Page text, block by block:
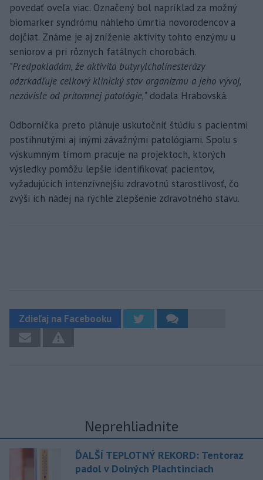
povedať oveľa viac. Označený bol napríklad za možný
biomarker syndrómu náhleho úmrtia novorodencov a
dojčiat. Známe je aj zníženie aktivity tohto enzýmu u
seniorov a pri rôznych fatálnych chorobách.
"Predpokladám, že aktivita butyrylcholínesterázy
odzrkadľuje celkový klinický stav organizmu a jeho vývoj,
nezávisle od prítomnej patológie," dodala Hrabovská.
Odborníčka preto plánuje uskutočniť štúdiu s pacientmi
postihnutými aj inými závažnými patológiami. Spolu s
výskumným tímom pracuje na projektoch, ktorých
výsledky pomôžu lepšie identifikovať pacientov,
vyžadujúcich intenzívnejšiu zdravotnú starostlivosť, čo
zvýši ich nádej na rýchle zlepšenie zdravotného stavu.
Zdieľaj na Facebooku
Neprehliadnite
ĎALŠÍ TEPLOTNÝ REKORD: Tentoraz
padol v Dolných Plachtinciach